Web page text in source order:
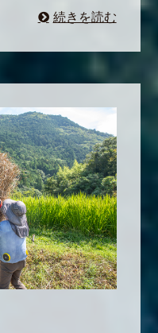
続きを読む